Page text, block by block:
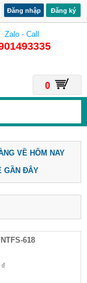
Đăng ký
Zalo - Call
0
VỀ HÔM NAY
GẦN ĐÂY
618